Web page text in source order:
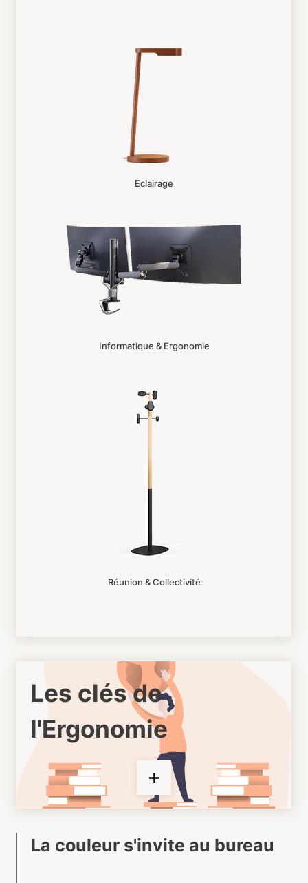
Eclairage
Informatique & Ergonomie
Réunion & Collectivité
Les clés de
l'Ergonomie
La couleur s'invite au bureau